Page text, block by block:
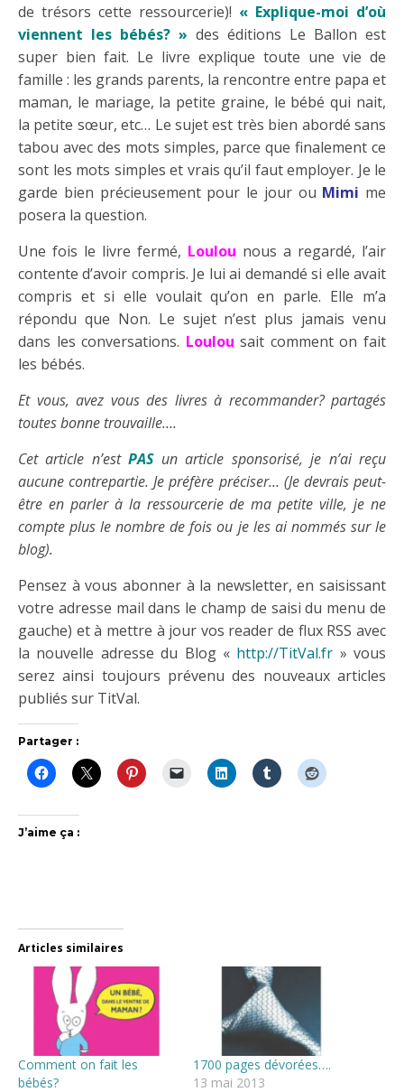
de trésors cette ressourcerie)! « Explique-moi d’où
viennent les bébés? » des éditions Le Ballon est
super bien fait. Le livre explique toute une vie de
famille : les grands parents, la rencontre entre papa et
maman, le mariage, la petite graine, le bébé qui nait,
la petite sœur, etc… Le sujet est très bien abordé sans
tabou avec des mots simples, parce que finalement ce
sont les mots simples et vrais qu’il faut employer. Je le
garde bien précieusement pour le jour ou Mimi me
posera la question.
Une fois le livre fermé, Loulou nous a regardé, l’air
contente d’avoir compris. Je lui ai demandé si elle avait
compris et si elle voulait qu’on en parle. Elle m’a
répondu que Non. Le sujet n’est plus jamais venu
dans les conversations. Loulou sait comment on fait
les bébés.
Et vous, avez vous des livres à recommander? partagés
toutes bonne trouvaille….
Cet article n’estPAS un article sponsorisé, je n’ai reçu
aucune contrepartie. Je préfère préciser… (Je devrais peut-
être en parler à la ressourcerie de ma petite ville, je ne
compte plus le nombre de fois ou je les ai nommés sur le
blog).
Pensez à vous abonner à la newsletter, en saisissant
votre adresse mail dans le champ de saisi du menu de
gauche) et à mettre à jour vos reader de flux RSS avec
la nouvelle adresse du Blog « http://TitVal.fr » vous
serez ainsi toujours prévenu des nouveaux articles
publiés sur TitVal.
Partager :
J’aime ça :
Articles similaires
Comment on fait les
bébés?
1700 pages dévorées….
13 mai 2013